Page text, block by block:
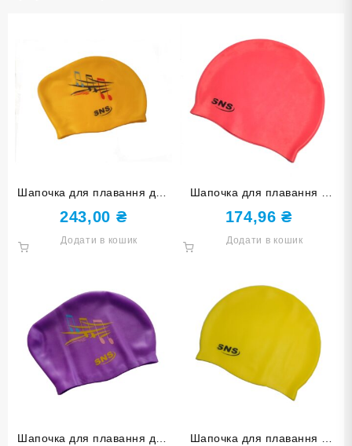
Шапочка для плавання для
довгого волосся SNS KW-
1Ж yellow music
243,00 ₴
Додати в кошик
Шапочка для плавання у
футлярі SNS темно-червона
SC-ТК
174,96₴
Додати в кошик
Шапочка для плавання для Шапочка для плавання у